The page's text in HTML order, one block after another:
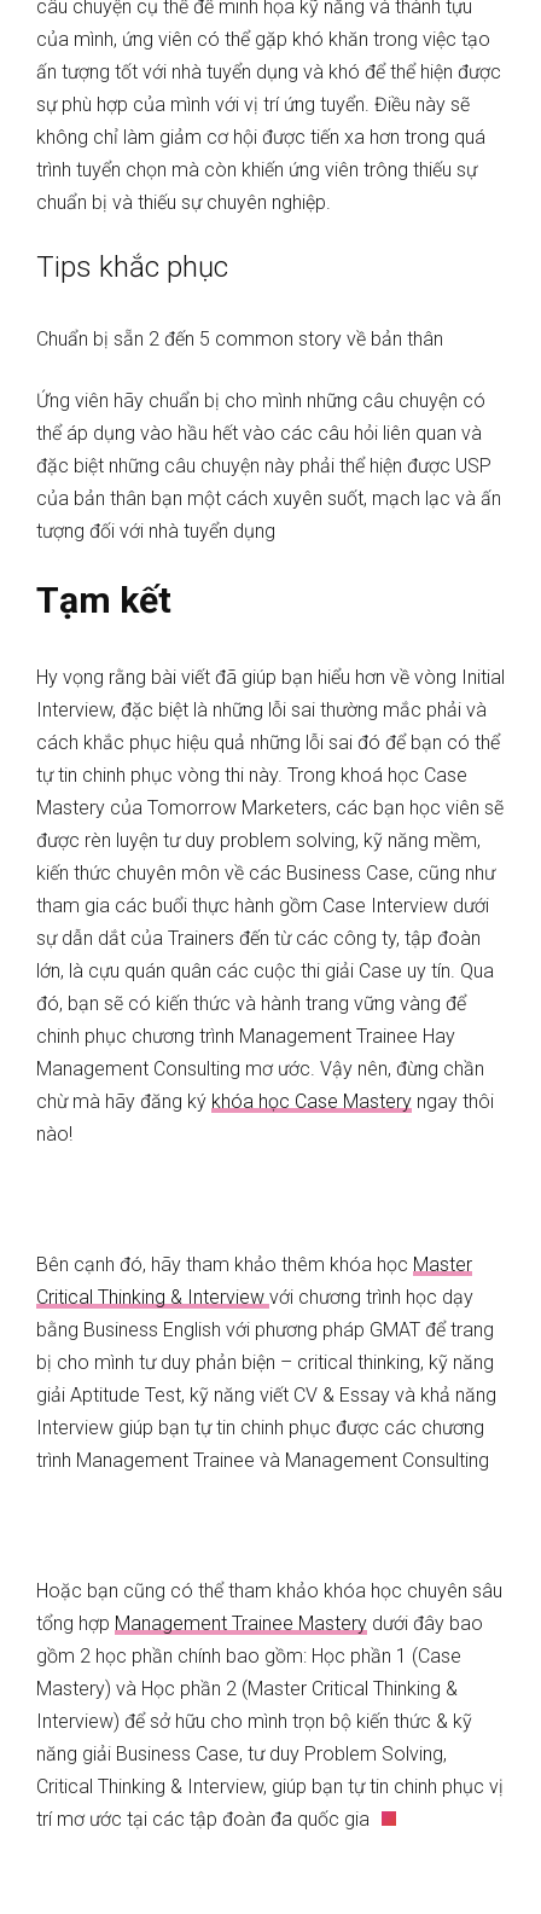
câu chuyện cụ thể để minh họa kỹ năng và thành tựu
của mình, ứng viên có thể gặp khó khăn trong việc tạo
ấn tượng tốt với nhà tuyển dụng và khó để thể hiện được
sự phù hợp của mình với vị trí ứng tuyển. Điều này sẽ
không chỉ làm giảm cơ hội được tiến xa hơn trong quá
trình tuyển chọn mà còn khiến ứng viên trông thiếu sự
chuẩn bị và thiếu sự chuyên nghiệp.
Tips khắc phục
Chuẩn bị sẵn 2 đến 5 common story về bản thân
Ứng viên hãy chuẩn bị cho mình những câu chuyện có
thể áp dụng vào hầu hết vào các câu hỏi liên quan và
đặc biệt những câu chuyện này phải thể hiện được USP
của bản thân bạn một cách xuyên suốt, mạch lạc và ấn
tượng đối với nhà tuyển dụng
Tạm kết
Hy vọng rằng bài viết đã giúp bạn hiểu hơn về vòng Initial
Interview, đặc biệt là những lỗi sai thường mắc phải và
cách khắc phục hiệu quả những lỗi sai đó để bạn có thể
tự tin chinh phục vòng thi này. Trong khoá học Case
Mastery của Tomorrow Marketers, các bạn học viên sẽ
được rèn luyện tư duy problem solving, kỹ năng mềm,
kiến thức chuyên môn về các Business Case, cũng như
tham gia các buổi thực hành gồm Case Interview dưới
sự dẫn dắt của Trainers đến từ các công ty, tập đoàn
lớn, là cựu quán quân các cuộc thi giải Case uy tín. Qua
đó, bạn sẽ có kiến thức và hành trang vững vàng để
chinh phục chương trình Management Trainee Hay
Management Consulting mơ ước. Vậy nên, đừng chần
chừ mà hãy đăng ký khóa học Case Mastery ngay thôi
nào!
Bên cạnh đó, hãy tham khảo thêm khóa học Master
Critical Thinking & Interview với chương trình học dạy
bằng Business English với phương pháp GMAT để trang
bị cho mình tư duy phản biện – critical thinking, kỹ năng
giải Aptitude Test, kỹ năng viết CV & Essay và khả năng
Interview giúp bạn tự tin chinh phục được các chương
trình Management Trainee và Management Consulting
Hoặc bạn cũng có thể tham khảo khóa học chuyên sâu
tổng hợp Management Trainee Mastery dưới đây bao
gồm 2 học phần chính bao gồm: Học phần 1 (Case
Mastery) và Học phần 2 (Master Critical Thinking &
Interview) để sở hữu cho mình trọn bộ kiến thức & kỹ
năng giải Business Case, tư duy Problem Solving,
Critical Thinking & Interview, giúp bạn tự tin chinh phục vị
trí mơ ước tại các tập đoàn đa quốc gia